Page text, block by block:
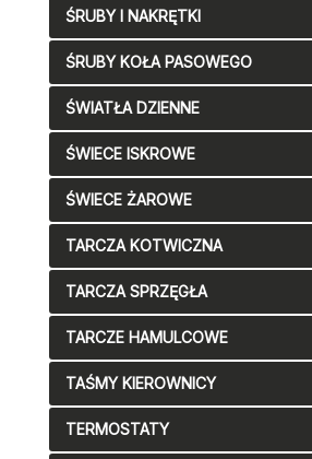
ŚRUBY I NAKRĘTKI
ŚRUBY KOŁA PASOWEGO
ŚWIATŁA DZIENNE
ŚWIECE ISKROWE
ŚWIECE ŻAROWE
TARCZA KOTWICZNA
TARCZA SPRZĘGŁA
TARCZE HAMULCOWE
TAŚMY KIEROWNICY
TERMOSTATY